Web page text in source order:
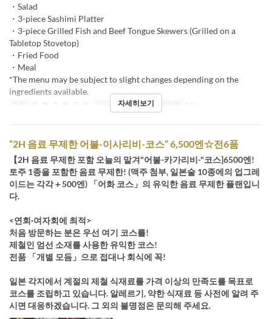
・Salad
・3-piece Sashimi Platter
・3-piece Grilled Fish and Beef Tongue Skewers (Grilled on a
Tabletop Stovetop)
・Fried Food
・Meal
*The menu may be subject to slight changes depending on the
ingredients available.
요일 월, 화, 수, 목, 금, 토 식사 저녁 주문 수량 제한 20 ~
자세히보기
“2H 음료 무제한 어불-이사리비-코스” 6,500엔☆전6품
【2H 음료 무제한 포함 오늘의 맡겨"어불-카가리비-"코스]6500엔!
토주 1종을 포함한 음료 무제한! (맥주 첨부, 일본술 10종에의 업그레
이드는 각각＋500엔) 「어화 코스」의 유익한 음료 무제한 플랜입니
다.
<연회·여자회에 최적>
처음 방문하는 분은 우선 여기 코스를!
제철인 엄선 소재를 사용한 유익한 코스!
전품 「개별 모듬」으로 접대나 회식에 꼭!
일본 각지에서 계절의 제철 식재료를 가격 이상의 만족도를 목표로
코스를 조립하고 있습니다. 알레르기, 약한 식재료 등 사전에 알려 주
시면 대응하겠습니다. 그 외의 불명점은 문의해 주세요.